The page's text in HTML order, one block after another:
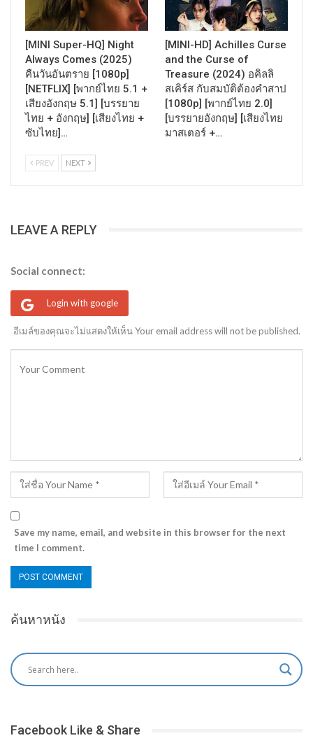
[MINI Super-HQ] Night
Always Comes (2025)
คืนวันอันตราย [1080p]
[NETFLIX] [พากย์ไทย 5.1 +
เสียงอังกฤษ 5.1] [บรรยาย
ไทย + อังกฤษ] [เสียงไทย +
ซับไทย]…
[MINI-HD] Achilles Curse
and the Curse of
Treasure (2024) อคิลลิ
สเคิร์ส กับสมบัติต้องคำสาป
[1080p] [พากย์ไทย 2.0]
[บรรยายอังกฤษ] [เสียงไทย
มาสเตอร์ +…
PREV NEXT
LEAVE A REPLY
Social connect:
Login with google
อีเมล์ของคุณจะไม่แสดงให้เห็น Your email address will not be published.
Save my name, email, and website in this browser for the next
time I comment.
ค้นหาหนัง
Facebook Like & Share